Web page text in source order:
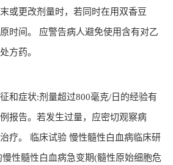
或更改剂量时，若同时在用双香豆
时间。 应警告病人避免使用含有对乙
方药。
和症状:剂量超过800毫克/日的经验有
报告。若发生过量，应密切观察病
疗。 临床试验 慢性髓性白血病临床研
性髓性白血病急变期(髓性原始细胞危